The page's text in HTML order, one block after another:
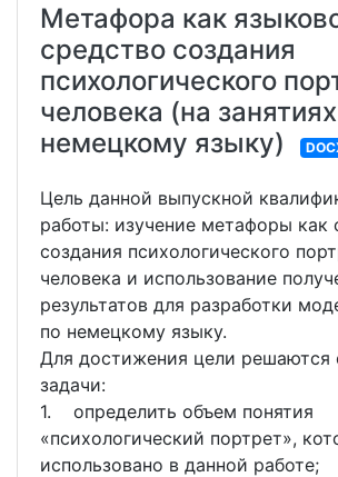
Метафора как
средство создания
психологического
человека (на
немецкому языку)
Цель данной выпускной
работы: изучение метафоры как
создания психологического
человека и использование
результатов для разработки
по немецкому языку.
Для достижения цели
задачи:
1. определить объем понятия
«психологический портрет»,
использовано в данной работе;